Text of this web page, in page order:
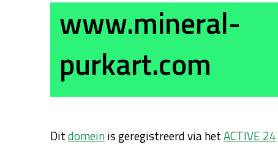
www.mineral-
purkart.com
Ditdomeinis geregistreerd via hetACTIVE 24